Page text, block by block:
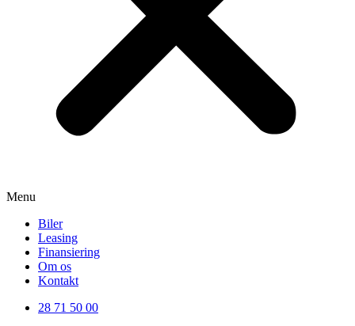
Menu
Biler
Leasing
Finansiering
Om os
Kontakt
28 71 50 00